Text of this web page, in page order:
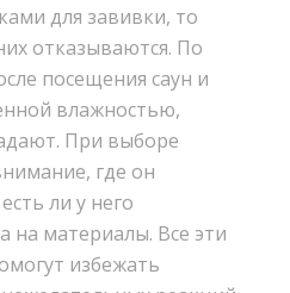
для завивки, то
отказываются. По
посещения саун и
влажностью,
При выборе
где он
ли у него
на материалы. Все эти
избежать